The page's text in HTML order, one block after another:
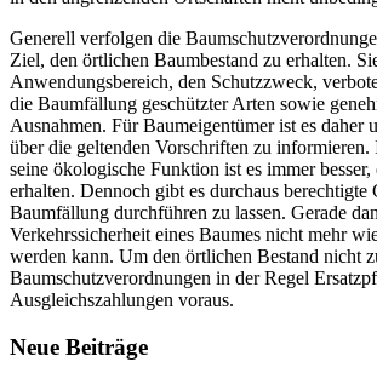
Generell verfolgen die
Ziel, den örtlichen Baumbestand zu erhalten.
Anwendungsbereich, den Schutzzweck,
die Baumfällung geschützter Arten sowie
Ausnahmen. Für Baumeigentümer ist es daher
über die geltenden Vorschriften zu
seine ökologische Funktion ist es immer
erhalten. Dennoch gibt es durchaus berechtigte
Baumfällung durchführen zu lassen. Gerade
Verkehrssicherheit eines Baumes nicht mehr
werden kann. Um den örtlichen Bestand nicht
Baumschutzverordnungen in der Regel
Ausgleichszahlungen voraus.
Neue Beiträge